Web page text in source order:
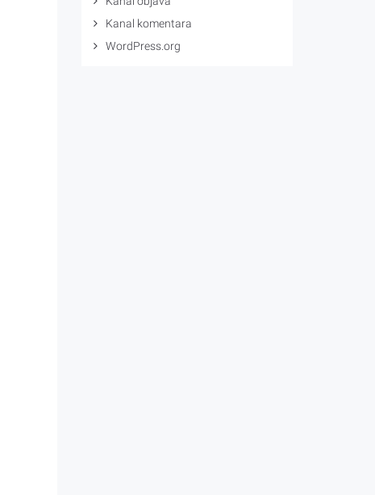
Kanal komentara
WordPress.org